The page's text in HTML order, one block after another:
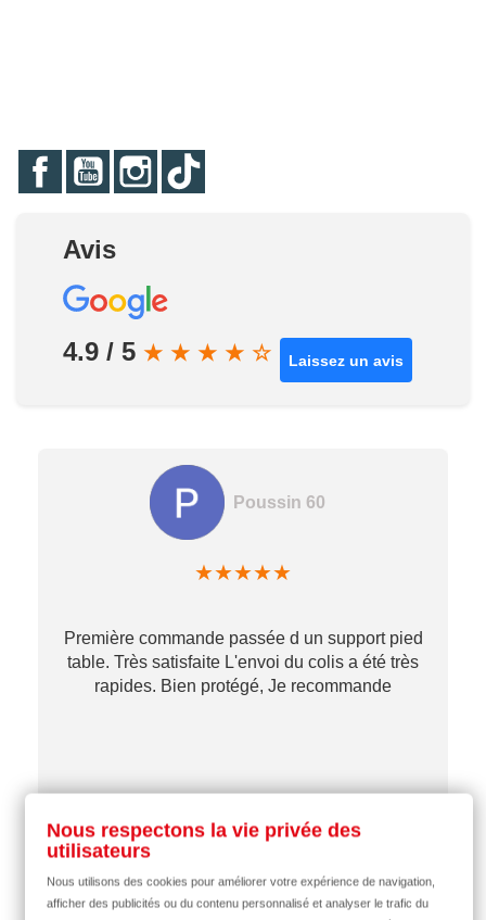
FacebookYouTubeInstagram
Avis
4.9 / 5 ★ ★ ★ ★ ☆ Laissez un avis
Poussin 60
★★★★★
Première commande passée d un support pied
table. Très satisfaite L'envoi du colis a été très
rapides. Bien protégé, Je recommande
Nous respectons la vie privée des
utilisateurs
Nous utilisons des cookies pour améliorer votre expérience de navigation,
afficher des publicités ou du contenu personnalisé et analyser le trafic du